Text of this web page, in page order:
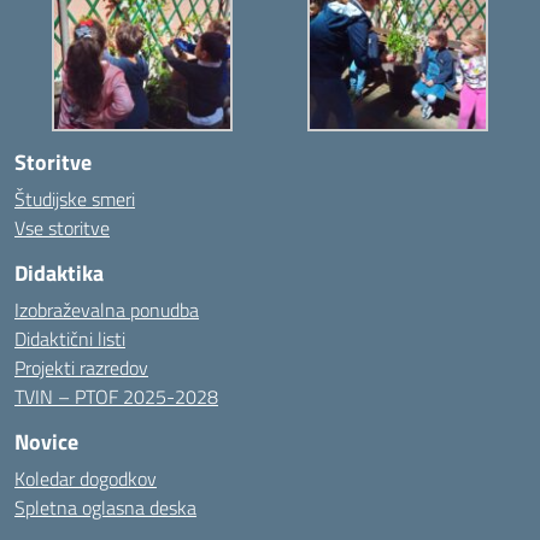
Storitve
Študijske smeri
Vse storitve
Didaktika
Izobraževalna ponudba
Didaktični listi
Projekti razredov
TVIN – PTOF 2025-2028
Novice
Koledar dogodkov
Spletna oglasna deska